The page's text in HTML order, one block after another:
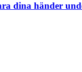
dina händer